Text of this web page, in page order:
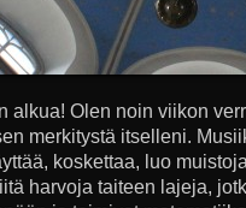
alkua! Olen noin viikon
merkitystä itselleni.
koskettaa, luo
harvoja taiteen lajeja,